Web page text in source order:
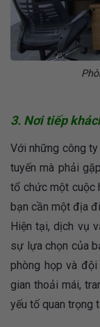
3. Nơi tiếp
Với những công
tuyến mà phải
tổ chức một cuộc
bạn cần một địa
Hiện tại, dịch vụ
sự lựa chọn của
phòng họp và
gian thoải mái,
yếu tố quan trọng